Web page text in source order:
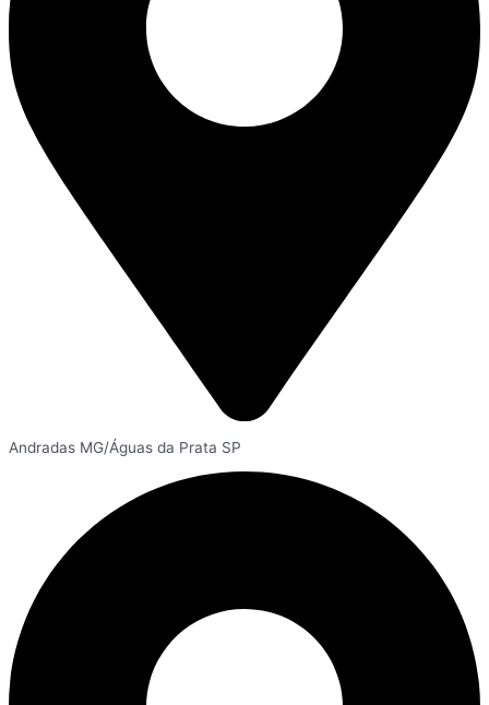
Andradas MG/Águas da Prata SP